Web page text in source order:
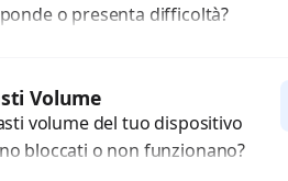
o presenta difficoltà?
utilizzando
di...
Volume
volume del tuo dispositivo
bloccati o non funzionano?